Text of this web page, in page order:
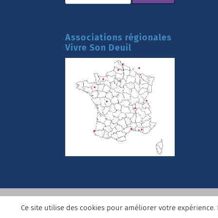
Associations régionales
Vivre Son Deuil
Ce site utilise des cookies pour améliorer votre